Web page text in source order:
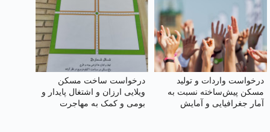
درخواست واردات و تولید
مسکن پیش‌ساخته نسبت به
آمار جغرافیایی و آمایش
درخواست ساخت مسکن
ویلایی ارزان و اشتغال پایدار و
بومی و کمک به مهاجرت